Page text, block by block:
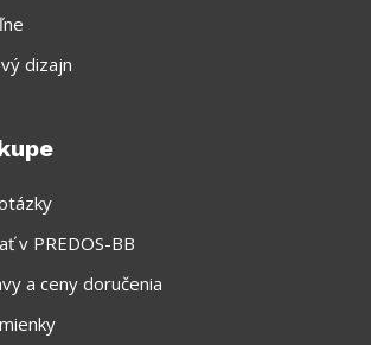
dizajn
v PREDOS-BB
a ceny doručenia